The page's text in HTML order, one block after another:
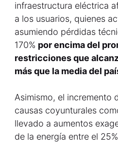
infraestructura eléctrica
a los usuarios, quienes
asumiendo pérdidas
170% por encima del
restricciones que
más que la media del
Asimismo, el incremento
causas coyunturales
llevado a aumentos
de la energía entre el